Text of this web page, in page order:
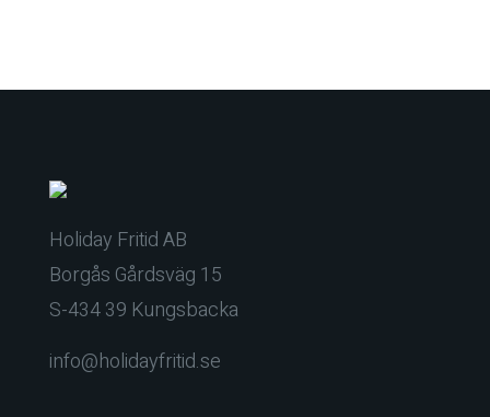
Holiday Fritid AB
Borgås Gårdsväg 15
S-434 39 Kungsbacka
info@holidayfritid.se